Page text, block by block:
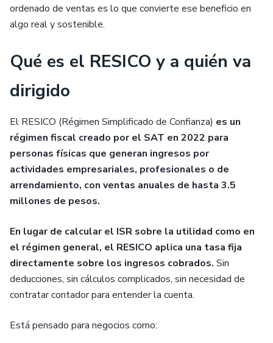
ordenado de ventas es lo que convierte ese beneficio en
algo real y sostenible.
Qué es el RESICO y a quién va
dirigido
El RESICO (Régimen Simplificado de Confianza) es un
régimen fiscal creado por el SAT en 2022 para
personas físicas que generan ingresos por
actividades empresariales, profesionales o de
arrendamiento, con ventas anuales de hasta 3.5
millones de pesos.
En lugar de calcular el ISR sobre la utilidad como en
el régimen general, el RESICO aplica una tasa fija
directamente sobre los ingresos cobrados. Sin
deducciones, sin cálculos complicados, sin necesidad de
contratar contador para entender la cuenta.
Está pensado para negocios como: